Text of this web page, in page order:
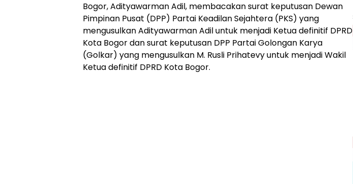
Bogor, Adityawarman Adil, membacakan surat keputusan Dewan
Pimpinan Pusat (DPP) Partai Keadilan Sejahtera (PKS) yang
mengusulkan Adityawarman Adil untuk menjadi Ketua definitif DPRD
Kota Bogor dan surat keputusan DPP Partai Golongan Karya
(Golkar) yang mengusulkan M. Rusli Prihatevy untuk menjadi Wakil
Ketua definitif DPRD Kota Bogor.